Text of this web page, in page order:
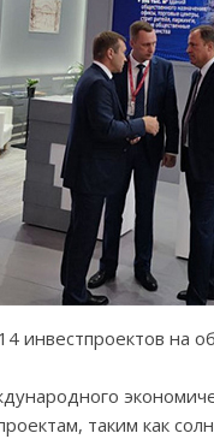
инвестпроектов
таким как